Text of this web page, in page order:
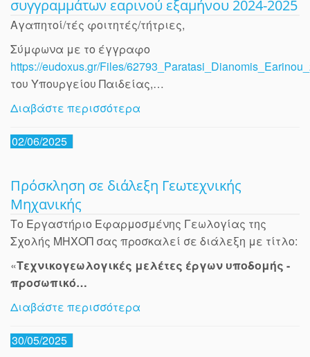
συγγραμμάτων εαρινού εξαμήνου 2024-2025
Αγαπητοί/τές φοιτητές/τήτριες,
Σύμφωνα με το έγγραφο
https://eudoxus.gr/Files/
του Υπουργείου Παιδείας,…
Διαβάστε περισσότερα
02/06/2025
Πρόσκληση σε διάλεξη Γεωτεχνικής
Μηχανικής
Το Εργαστήριο Εφαρμοσμένης Γεωλογίας της
Σχολής ΜΗΧΟΠ σας προσκαλεί σε διάλεξη με τίτλο:
«Τεχνικογεωλογικές μελέτες έργων υποδομής -
προσωπικό…
Διαβάστε περισσότερα
30/05/2025